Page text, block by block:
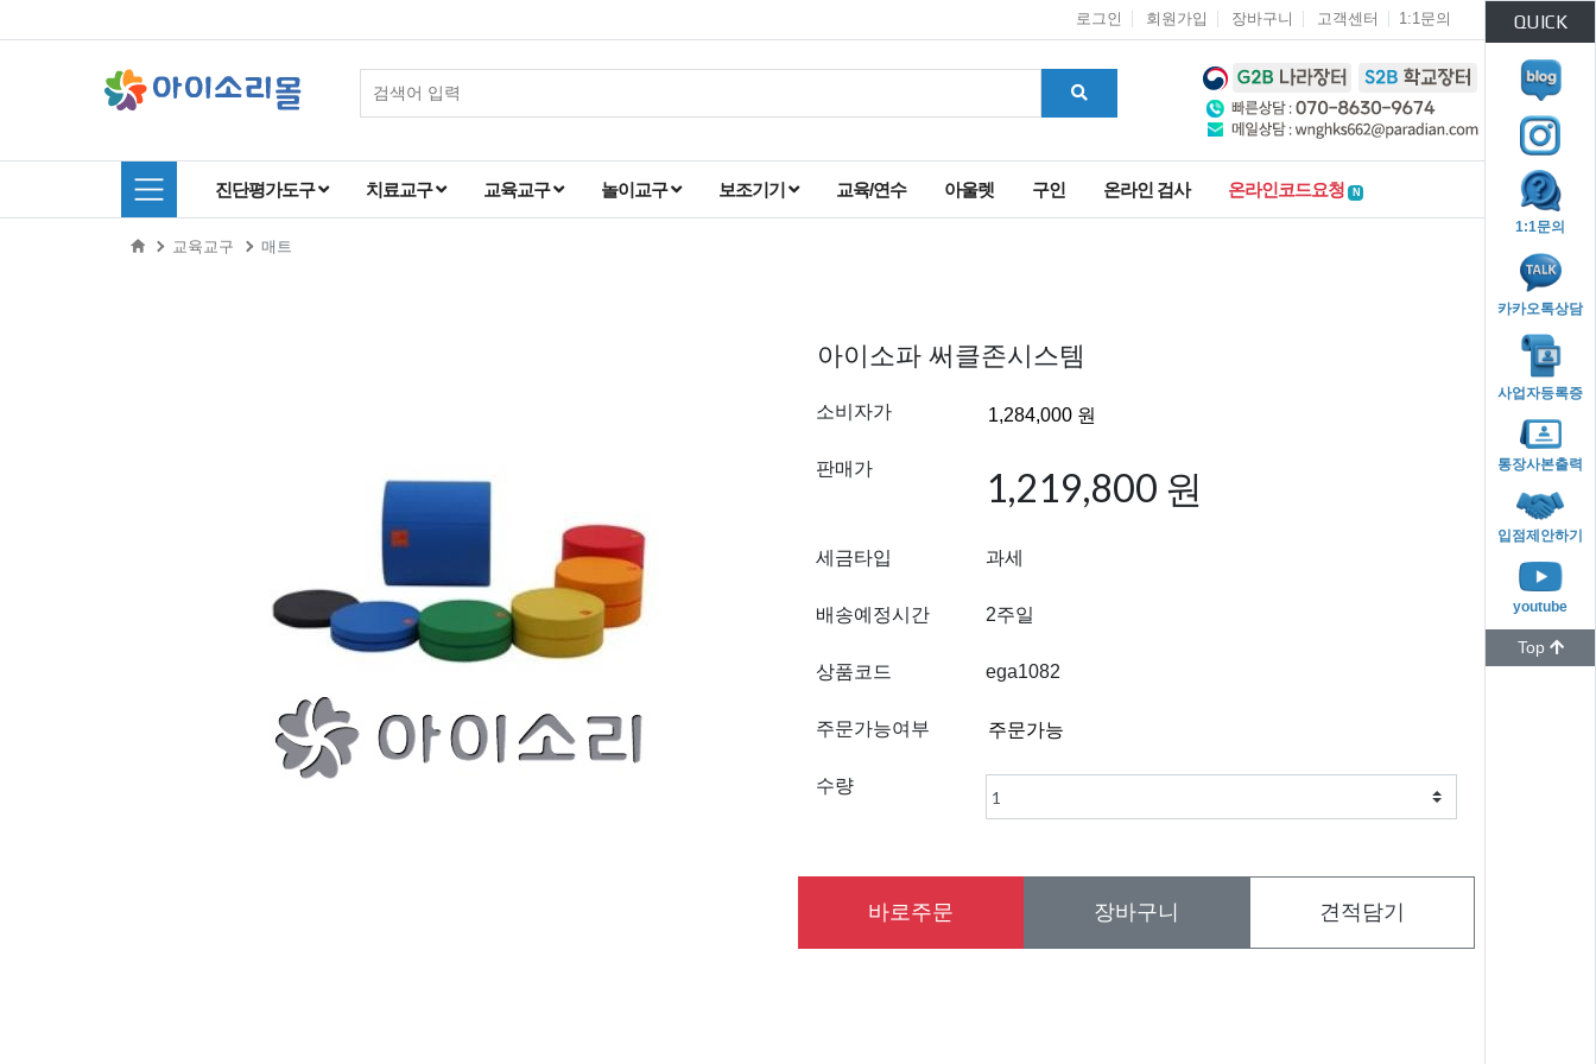
QUICK
1:1문의
카카오톡상담
사업자등록증
통장사본출력
입점제안하기
youtube
Top
로그인 회원가입 장바구니 고객센터 1:1문의
진단평가도구 치료교구 교육교구 놀이교구 보조기기 교육/연수 아울렛 구인 온라인 검사 온라인코드요청 N
교육교구 매트
아이소파 써클존시스템
소비자가
판매가 1,219,800 원
세금타입 과세
배송예정시간 2주일
상품코드 ega1082
주문가능여부
수량
바로주문 장바구니 견적담기